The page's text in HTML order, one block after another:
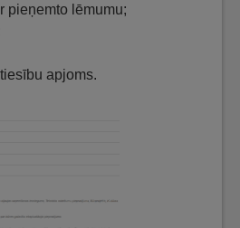
pieņemto lēmumu;
apjoms.